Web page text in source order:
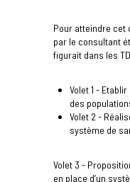
Pour atteindre cet
par le consultant
figurait dans les
Volet 1 -
des
Volet 2 -
système de
Volet 3 -
en place d’un